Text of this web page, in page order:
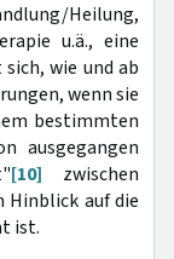
Heilung,
u.ä., eine
wie und ab
wenn sie
bestimmten
ausgegangen
[10] zwischen
Hinblick auf die
ist.